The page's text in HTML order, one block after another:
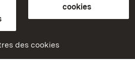
cookies
des cookies